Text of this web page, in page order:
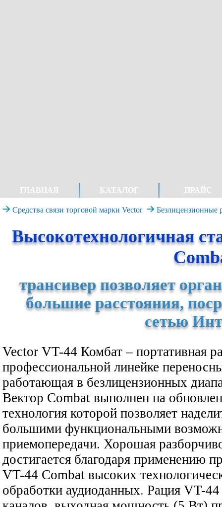
ГЛАВНАЯ КАТАЛОГ ПРАЙС
Средства связи торговой марки Vector Безлицензионные
Высокотехнологичная
трансивер позволяет
большие расстояния,
сетью
Vector VT-44 Комбат – портативная
профессиональной линейке
работающая в безлицензионных
Вектор Combat выполнен на
технология которой позволяет
большими функциональными
приемопередачи. Хорошая
достигается благодаря применению
VT-44 Combat высоких
обработки аудиоданных. Рация VT-44